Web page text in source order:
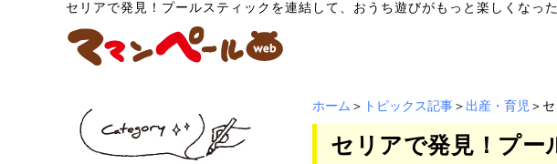
セリアで発見！プールスティックを連結して、おうち遊びがもっと楽しくなった
ホーム ＞ トピックス記事＞ 出産・育児 ＞
セリアで発見！プー